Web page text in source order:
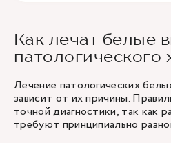
Как лечат белые
патологического
Лечение патологических
зависит от их причины.
точной диагностики, так как
требуют принципиально